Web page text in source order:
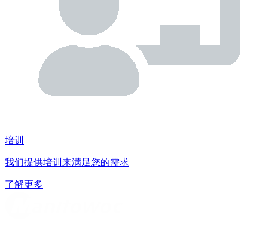
培训
我们提供培训来满足您的需求
了解更多